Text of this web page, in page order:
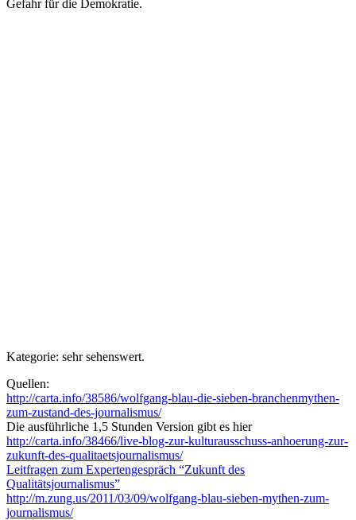
Gefahr für die Demokratie.
Kategorie: sehr sehenswert.
Quellen:
http://carta.info/38586/wolfgang-blau-die-sieben-branchenmythen-
zum-zustand-des-journalismus/
Die ausführliche 1,5 Stunden Version gibt es hier
http://carta.info/38466/live-blog-zur-kulturausschuss-anhoerung-zur-
zukunft-des-qualitaetsjournalismus/
Leitfragen zum Expertengespräch “Zukunft des
Qualitätsjournalismus”
http://m.zung.us/2011/03/09/wolfgang-blau-sieben-mythen-zum-
journalismus/